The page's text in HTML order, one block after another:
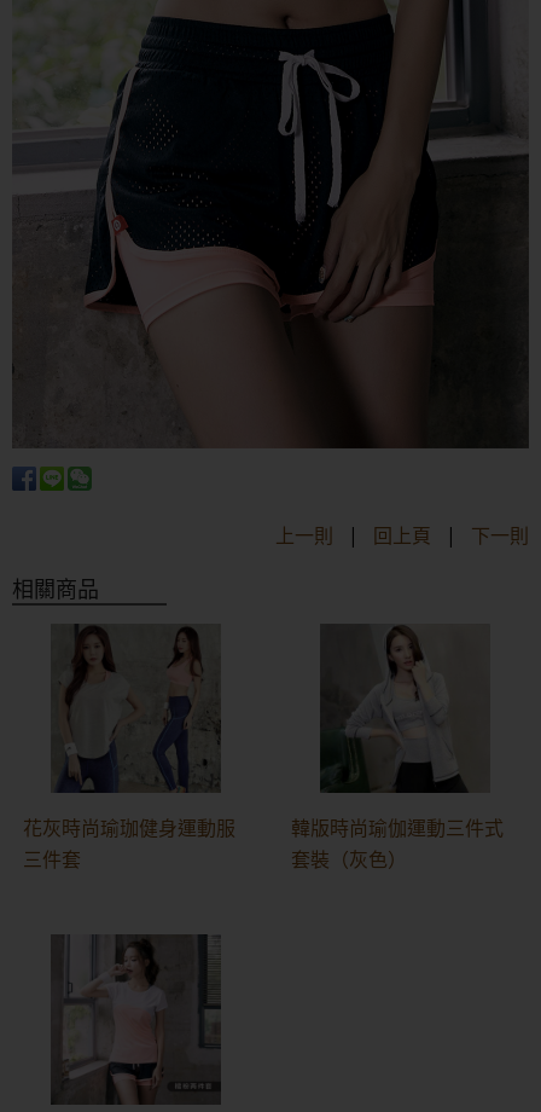
上一則 | 回上頁 | 下一則
相關商品
花灰時尚瑜珈健身運動服
三件套
韓版時尚瑜伽運動三件式
套裝（灰色）